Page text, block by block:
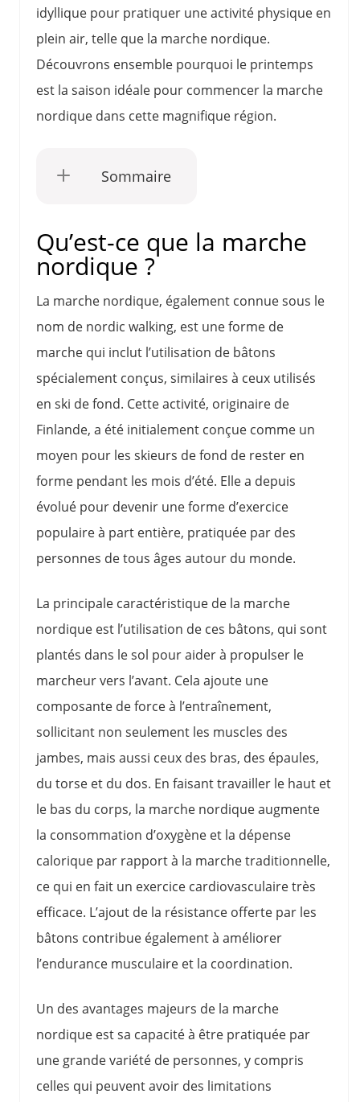
idyllique pour pratiquer une activité physique en
plein air, telle que la marche nordique.
Découvrons ensemble pourquoi le printemps
est la saison idéale pour commencer la marche
nordique dans cette magnifique région.
Sommaire
Qu’est-ce que la marche
nordique ?
La marche nordique, également connue sous le
nom de nordic walking, est une forme de
marche qui inclut l’utilisation de bâtons
spécialement conçus, similaires à ceux utilisés
en ski de fond. Cette activité, originaire de
Finlande, a été initialement conçue comme un
moyen pour les skieurs de fond de rester en
forme pendant les mois d’été. Elle a depuis
évolué pour devenir une forme d’exercice
populaire à part entière, pratiquée par des
personnes de tous âges autour du monde.
La principale caractéristique de la marche
nordique est l’utilisation de ces bâtons, qui sont
plantés dans le sol pour aider à propulser le
marcheur vers l’avant. Cela ajoute une
composante de force à l’entraînement,
sollicitant non seulement les muscles des
jambes, mais aussi ceux des bras, des épaules,
du torse et du dos. En faisant travailler le haut et
le bas du corps, la marche nordique augmente
la consommation d’oxygène et la dépense
calorique par rapport à la marche traditionnelle,
ce qui en fait un exercice cardiovasculaire très
efficace. L’ajout de la résistance offerte par les
bâtons contribue également à améliorer
l’endurance musculaire et la coordination.
Un des avantages majeurs de la marche
nordique est sa capacité à être pratiquée par
une grande variété de personnes, y compris
celles qui peuvent avoir des limitations